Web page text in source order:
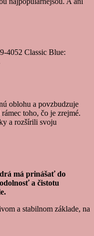
4052 Classic Blue:
oblohu a povzbudzuje
toho, čo je zrejmé.
a rozšírili svoju
má prinášať do
a čistotu
a stabilnom základe, na